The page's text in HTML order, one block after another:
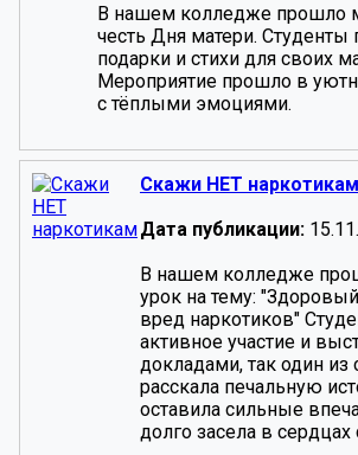
В нашем колледже прошло
честь Дня матери. Студенты
подарки и стихи для своих
Мероприятие прошло в
с тёплыми эмоциями.
Скажи НЕТ наркотикам
Дата публикации:
В нашем колледже
урок на тему:
вред наркотиков"
активное участие и
докладами, так один из
расскала печальную
оставила сильные
долго засела в